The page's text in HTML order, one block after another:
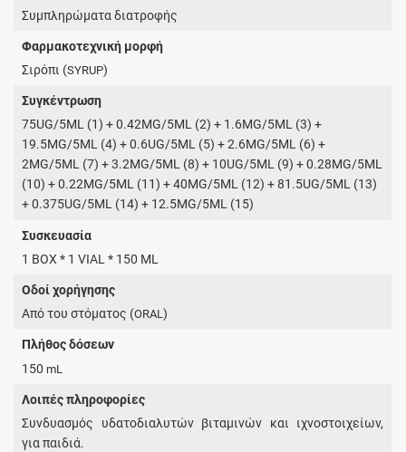
Συμπληρώματα διατροφής
Φαρμακοτεχνική μορφή
Σιρόπι (SYRUP)
Συγκέντρωση
75UG/5ML (1) + 0.42MG/5ML (2) + 1.6MG/5ML (3) +
19.5MG/5ML (4) + 0.6UG/5ML (5) + 2.6MG/5ML (6) +
2MG/5ML (7) + 3.2MG/5ML (8) + 10UG/5ML (9) + 0.28MG/5ML
(10) + 0.22MG/5ML (11) + 40MG/5ML (12) + 81.5UG/5ML (13)
+ 0.375UG/5ML (14) + 12.5MG/5ML (15)
Συσκευασία
1 BOX * 1 VIAL * 150 ML
Οδοί χορήγησης
Από του στόματος (ORAL)
Πλήθος δόσεων
150mL
Λοιπές πληροφορίες
Συνδυασμός υδατοδιαλυτών βιταμινών και ιχνοστοιχείων,
για παιδιά.